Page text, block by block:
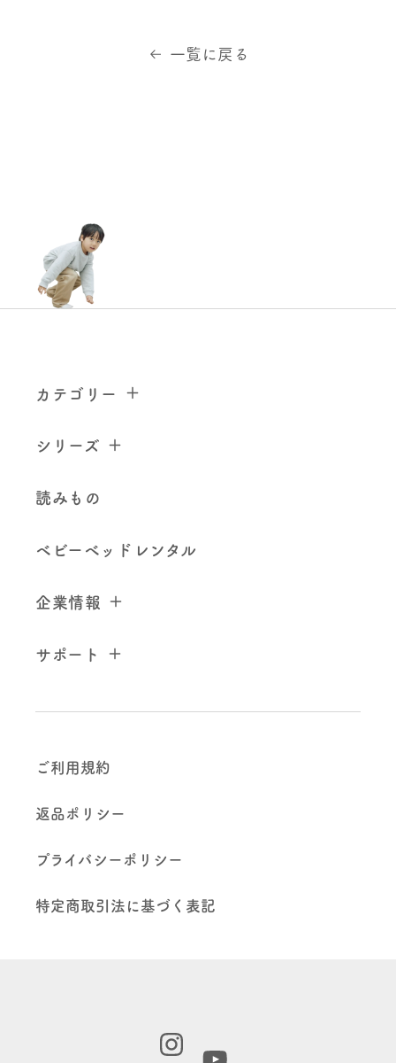
一覧に戻る
カテゴリー
シリーズ
読みもの
ベビーベッドレンタル
企業情報
サポート
ご利用規約
返品ポリシー
プライバシーポリシー
特定商取引法に基づく表記
Instagram